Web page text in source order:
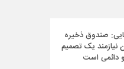
صندوق ذخیره
نیازمند یک تصمیم
دائمی است